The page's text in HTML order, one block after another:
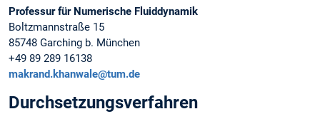
Professur für Numerische Fluiddynamik
Boltzmannstraße 15
85748 Garching b. München
+49 89 289 16138
makrand.khanwale@tum.de
Durchsetzungsverfahren